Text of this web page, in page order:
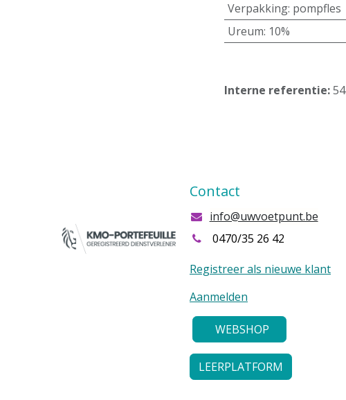
Verpakking: pompfles
Ureum: 10%
Interne referentie:
Contact
info@uwvoetpunt.be
0470/35 26 42
Registreer als nieuwe klant
Aanmelden
WEBSHOP
LEERPLATFORM